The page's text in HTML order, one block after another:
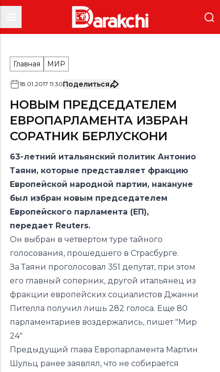
Главная МИР
18.01.2017 11:30Поделиться
НОВЫМ ПРЕДСЕДАТЕЛЕМ
ЕВРОПАРЛАМЕНТА ИЗБРАН
СОРАТНИК БЕРЛУСКОНИ
63-летний итальянский политик Антонио
Таяни, которые представляет фракцию
Европейской народной партии, накануне
был избран новым председателем
Европейского парламента (ЕП),
передает Reuters.
Он выбран в четвертом туре тайного
голосования, прошедшего в Страсбурге.
За Таяни проголосовал 351 депутат, при этом
его главный соперник, другой итальянец из
фракции европейских социалистов Джанни
Пителла получил лишь 282 голоса. Еще 80
парламентариев воздержались, пишет "Мир
24"
Предыдущий глава Европарламента Мартин
Шульц ранее заявлял, что не собирается